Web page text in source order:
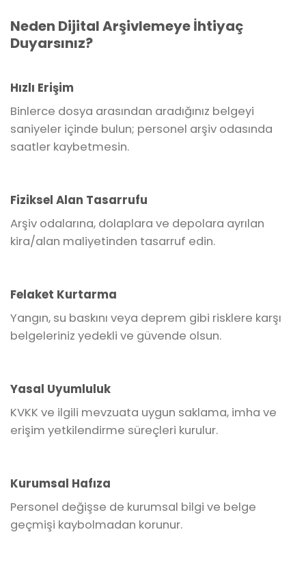
Neden Dijital Arşivlemeye İhtiyaç
Duyarsınız?
Hızlı Erişim
Binlerce dosya arasından aradığınız belgeyi
saniyeler içinde bulun; personel arşiv odasında
saatler kaybetmesin.
Fiziksel Alan Tasarrufu
Arşiv odalarına, dolaplara ve depolara ayrılan
kira/alan maliyetinden tasarruf edin.
Felaket Kurtarma
Yangın, su baskını veya deprem gibi risklere karşı
belgeleriniz yedekli ve güvende olsun.
Yasal Uyumluluk
KVKK ve ilgili mevzuata uygun saklama, imha ve
erişim yetkilendirme süreçleri kurulur.
Kurumsal Hafıza
Personel değişse de kurumsal bilgi ve belge
geçmişi kaybolmadan korunur.